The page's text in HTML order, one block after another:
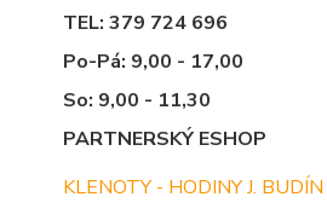
TEL: 379 724 696
Po-Pá: 9,00 - 17,00
So: 9,00 - 11,30
PARTNERSKÝ ESHOP
KLENOTY - HODINY J. BUDÍN